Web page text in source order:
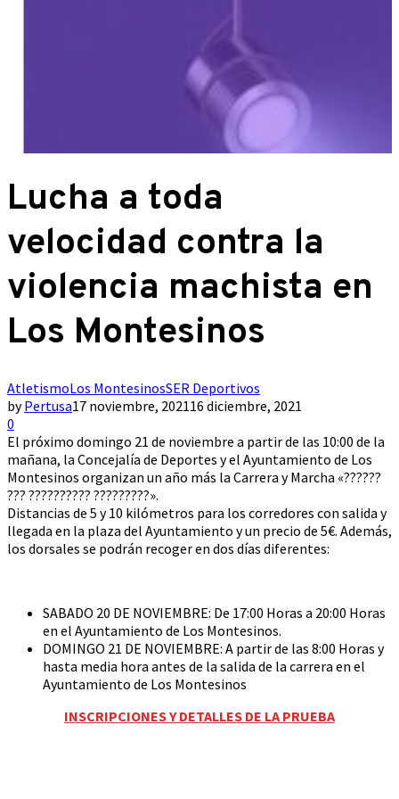
Lucha a toda
velocidad contra la
violencia machista en
Los Montesinos
AtletismoLos MontesinosSER Deportivos
byPertusa17 noviembre, 202116 diciembre, 2021
0
El próximo domingo 21 de noviembre a partir de las 10:00 de la
mañana, la Concejalía de Deportes y el Ayuntamiento de Los
Montesinos organizan un año más la Carrera y Marcha «??????
??? ?????????? ?????????».
Distancias de 5 y 10 kilómetros para los corredores con salida y
llegada en la plaza del Ayuntamiento y un precio de 5€. Además,
los dorsales se podrán recoger en dos días diferentes:
SABADO 20 DE NOVIEMBRE: De 17:00 Horas a 20:00 Horas
en el Ayuntamiento de Los Montesinos.
DOMINGO 21 DE NOVIEMBRE: A partir de las 8:00 Horas y
hasta media hora antes de la salida de la carrera en el
Ayuntamiento de Los Montesinos
INSCRIPCIONES Y DETALLES DE LA PRUEBA